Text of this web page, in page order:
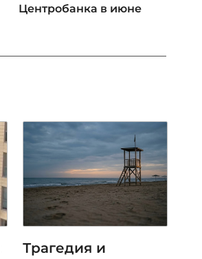
Центробанка в июне
Трагедия и